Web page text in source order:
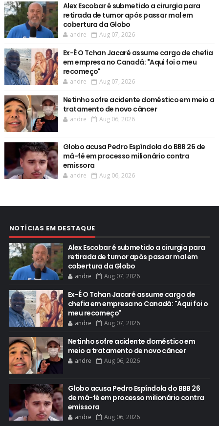
Alex Escobar é submetido a cirurgia para
retirada de tumor após passar mal em
cobertura da Globo
andre Aug 07, 2026
Ex-É O Tchan Jacaré assume cargo de chefia
em empresa no Canadá: "Aqui foi o meu
recomeço"
andre Aug 07, 2026
Netinho sofre acidente doméstico em meio a
tratamento de novo câncer
andre Aug 06, 2026
Globo acusa Pedro Espíndola do BBB 26 de
má-fé em processo milionário contra
emissora
andre Aug 06, 2026
NOTÍCIAS EM DESTAQUE
Alex Escobar é submetido a cirurgia para
retirada de tumor após passar mal em
cobertura da Globo
andre Aug 07, 2026
Ex-É O Tchan Jacaré assume cargo de
chefia em empresa no Canadá: "Aqui foi o
meu recomeço"
andre Aug 07, 2026
Netinho sofre acidente doméstico em
meio a tratamento de novo câncer
andre Aug 06, 2026
Globo acusa Pedro Espíndola do BBB 26
de má-fé em processo milionário contra
emissora
andre Aug 06, 2026